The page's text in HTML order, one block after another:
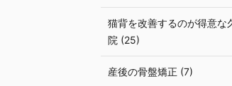
猫背を改善するのが得意な
院 (25)
産後の骨盤矯正 (7)